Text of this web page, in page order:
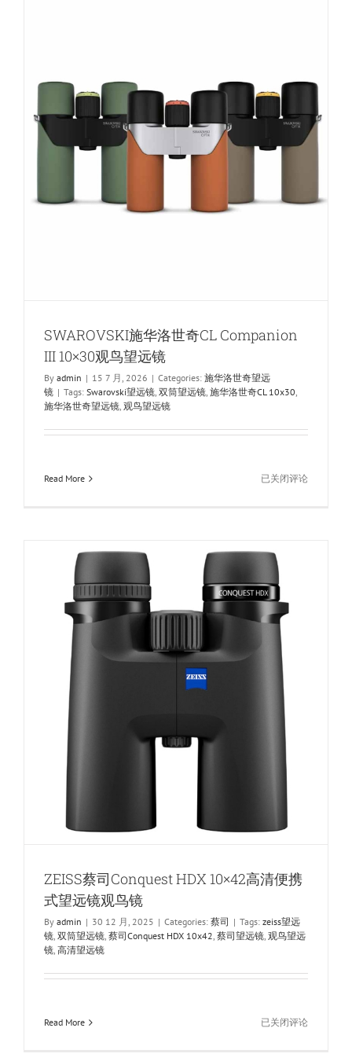
观
镜
SWAROVSKI施华洛世奇CL Companion
III 10×30观鸟望远镜
By admin | 15 7 月, 2026 | Categories: 施华洛世奇望远
镜 | Tags: Swarovski望远镜, 双筒望远镜, 施华洛世奇CL 10x30,
施华洛世奇望远镜, 观鸟望远镜
Read More
SWAROVSKI
奇
Companion
III
10×30
已关闭评论
ZEISS蔡司Conquest HDX 10×42高清便携
式望远镜观鸟镜
By admin | 30 12 月, 2025 | Categories: 蔡司 | Tags: zeiss望远
镜, 双筒望远镜, 蔡司Conquest HDX 10x42, 蔡司望远镜, 观鸟望远
镜, 高清望远镜
Read More
ZEISS
已关闭评论